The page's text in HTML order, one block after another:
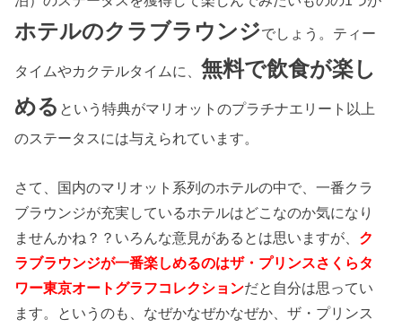
ホテルのクラブラウンジでしょう。ティー
タイムやカクテルタイムに、無料で飲食が楽し
める という特典がマリオットのプラチナエリート以上
のステータスには与えられています。
さて、国内のマリオット系列のホテルの中で、一番クラ
ブラウンジが充実しているホテルはどこなのか気になり
ませんかね？？いろんな意見があるとは思いますが、 ク
ラブラウンジが一番楽しめるのはザ・プリンスさくらタ
ワー東京オートグラフコレクションだと自分は思ってい
ます。というのも、なぜかなぜかなぜか、ザ・プリンス